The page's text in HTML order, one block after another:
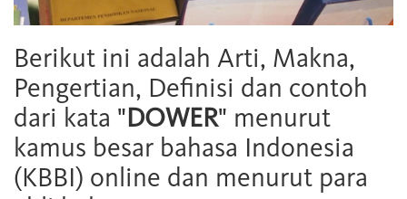
Berikut ini adalah Arti, Makna,
Pengertian, Definisi dan contoh
dari kata "DOWER" menurut
kamus besar bahasa Indonesia
(KBBI) online dan menurut para